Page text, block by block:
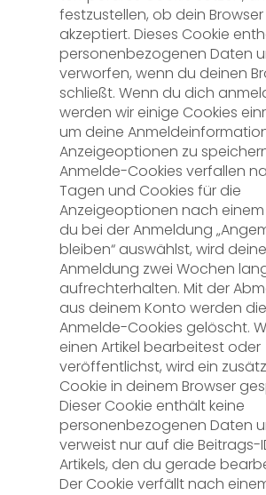
festzustellen, ob dein
akzeptiert. Dieses Cookie
personenbezogenen Daten
verworfen, wenn du deinen
schließt. Wenn du dich
werden wir einige Cookies
um deine
Anzeigeoptionen zu
Anmelde-Cookies verfallen
Tagen und Cookies für die
Anzeigeoptionen nach einem
du bei der Anmeldung
bleiben“ auswählst, wird deine
Anmeldung zwei Wochen
aufrechterhalten. Mit der
aus deinem Konto werden die
Anmelde-Cookies gelöscht.
einen Artikel bearbeitest oder
veröffentlichst, wird ein
Cookie in deinem Browser
Dieser Cookie enthält keine
personenbezogenen Daten
verweist nur auf die Beitrags-
Artikels, den du gerade
Der Cookie verfällt nach